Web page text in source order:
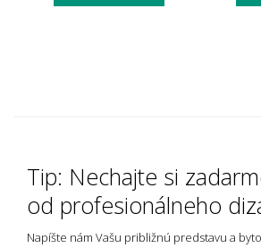
Tip: Nechajte si
od profesionálneho
Napíšte nám Vašu približnú predstavu a